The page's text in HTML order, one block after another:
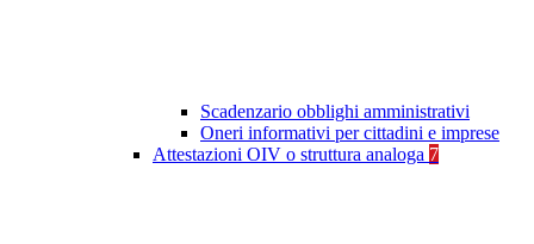
Scadenzario obblighi amministrativi
Oneri informativi per cittadini e imprese
Attestazioni OIV o struttura analoga 7